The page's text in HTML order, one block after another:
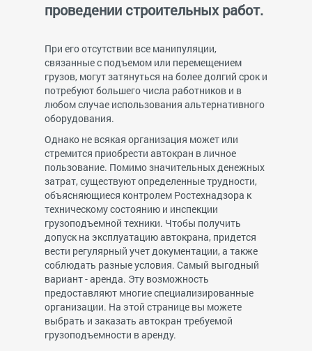
проведении строительных работ.
При его отсутствии все манипуляции,
связанные с подъемом или перемещением
грузов, могут затянуться на более долгий срок и
потребуют большего числа работников и в
любом случае использования альтернативного
оборудования.
Однако не всякая организация может или
стремится приобрести автокран в личное
пользование. Помимо значительных денежных
затрат, существуют определенные трудности,
объясняющиеся контролем Ростехнадзора к
техническому состоянию и инспекции
грузоподъемной техники. Чтобы получить
допуск на эксплуатацию автокрана, придется
вести регулярный учет документации, а также
соблюдать разные условия. Самый выгодный
вариант - аренда. Эту возможность
предоставляют многие специализированные
организации. На этой странице вы можете
выбрать и заказать автокран требуемой
грузоподъемности в аренду.